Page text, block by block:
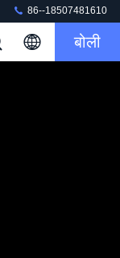
86--18507481610
बोली